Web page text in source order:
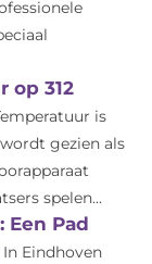
op 312
is
gezien als
spelen...
Een Pad
In Eindhoven